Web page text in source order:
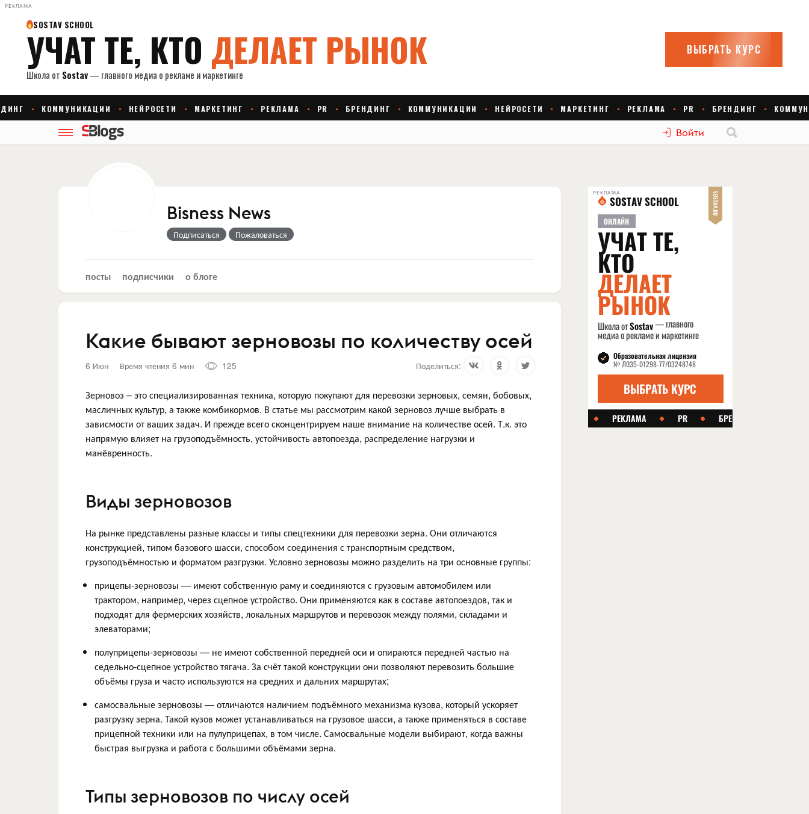
РЕКЛАМА
Войти
Bisness News
Подписаться Пожаловаться
посты подписчики о блоге
Какие бывают зерновозы по количеству осей
6 Июн Время чтения 6 мин 125 Поделиться:
Зерновоз – это специализированная техника, которую покупают для перевозки зерновых, семян, бобовых,
масличных культур, а также комбикормов. В статье мы рассмотрим какой зерновоз лучше выбрать в
зависмости от ваших задач. И прежде всего сконцентрируем наше внимание на количестве осей. Т.к. это
напрямую влияет на грузоподъёмность, устойчивость автопоезда, распределение нагрузки и
манёвренность.
Виды зерновозов
На рынке представлены разные классы и типы спецтехники для перевозки зерна. Они отличаются
конструкцией, типом базового шасси, способом соединения с транспортным средством,
грузоподъёмностью и форматом разгрузки. Условно зерновозы можно разделить на три основные группы:
прицепы-зерновозы — имеют собственную раму и соединяются с грузовым автомобилем или
трактором, например, через сцепное устройство. Они применяются как в составе автопоездов, так и
подходят для фермерских хозяйств, локальных маршрутов и перевозок между полями, складами и
элеваторами;
полуприцепы-зерновозы — не имеют собственной передней оси и опираются передней частью на
седельно-сцепное устройство тягача. За счёт такой конструкции они позволяют перевозить большие
объёмы груза и часто используются на средних и дальних маршрутах;
самосвальные зерновозы — отличаются наличием подъёмного механизма кузова, который ускоряет
разгрузку зерна. Такой кузов может устанавливаться на грузовое шасси, а также применяться в составе
прицепной техники или на пулуприцепах, в том числе. Самосвальные модели выбирают, когда важны
быстрая выгрузка и работа с большими объёмами зерна.
Типы зерновозов по числу осей
РЕКЛАМА